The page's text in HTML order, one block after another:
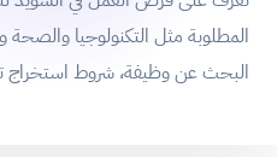
المطلوبة مثل التكنولوجيا
البحث عن وظيفة، شروط استخراج